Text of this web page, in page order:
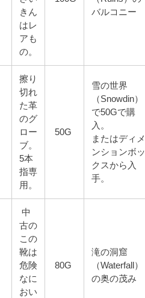
きん
はレ
アも
の。
バルコニー
擦り
切れ
た革
のグ
ロー
ブ。
5本
指専
用。
50G
雪の世界
（Snowdin）
で50Gで購
入。
またはディ
ンションボ
クスから入
手。
中
古の
この
靴は
危険
なに
おい
80G
滝の洞窟
（Waterfall）
の奥の茂み